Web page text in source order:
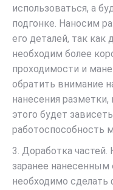
использоваться, а
подгонке. Наносим
его деталей, так как
необходим более
проходимости и
обратить внимание
нанесения
этого будет
работоспособность
3. Доработка частей.
заранее нанесенным
необходимо сделать